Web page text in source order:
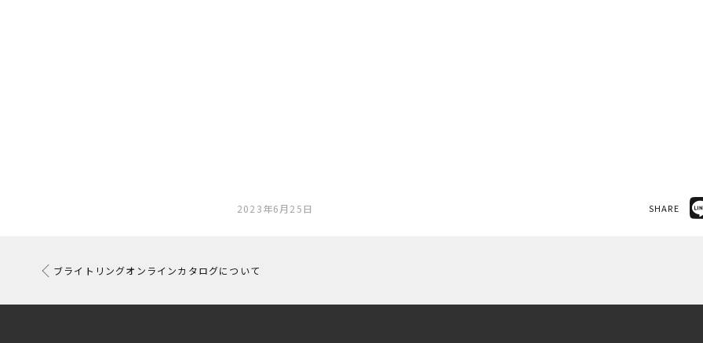
2023年6月25日 SHARE
ブライトリングオンラインカタログについて